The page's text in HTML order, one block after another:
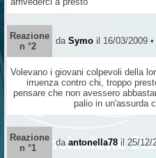
Reazione
n °2
da Symo il 16/03/2009
Volevano i giovani colpevoli della
irruenza contro chi, troppo
pensare che non avessero
palio in un'assurda
Reazione
n °1
da antonella78 il 25/12/